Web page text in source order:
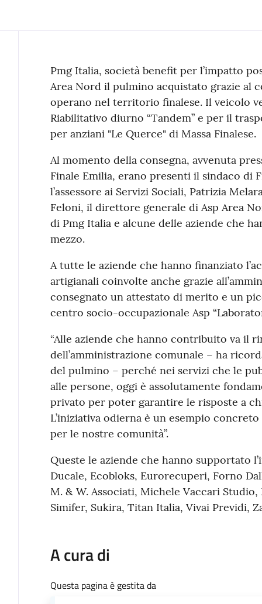
Contenuto
Pmg Italia, società benefit per l’impatto
Area Nord il pulmino acquistato grazie al
operano nel territorio finalese. Il veicolo
Riabilitativo diurno “Tandem” e per il
per anziani "Le Querce" di Massa Finalese.
Al momento della consegna, avvenuta
Finale Emilia, erano presenti il sindaco di
l’assessore ai Servizi Sociali, Patrizia
Feloni, il direttore generale di Asp Area
di Pmg Italia e alcune delle aziende che
mezzo.
A tutte le aziende che hanno finanziato
artigianali coinvolte anche grazie
consegnato un attestato di merito e un
centro socio-occupazionale Asp
“Alle aziende che hanno contribuito va il
dell’amministrazione comunale – ha
del pulmino – perché nei servizi che le
alle persone, oggi è assolutamente
privato per poter garantire le risposte a
L’iniziativa odierna è un esempio
per le nostre comunità”.
Queste le aziende che hanno supportato
Ducale, Ecobloks, Eurorecuperi, Forno
M. & W. Associati, Michele Vaccari
Simifer, Sukira, Titan Italia, Vivai Previdi,
A cura di
Questa pagina è gestita da